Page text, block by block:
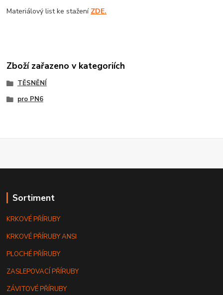
Materiálový list ke stažení ZDE.
Zboží zařazeno v kategoriích
TĚSNĚNÍ
pro PN6
Sortiment
KRKOVÉ PŘÍRUBY
KRKOVÉ PŘÍRUBY ANSI
PLOCHÉ PŘÍRUBY
ZASLEPOVACÍ PŘÍRUBY
ZÁVITOVÉ PŘÍRUBY